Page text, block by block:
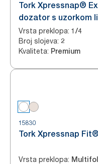
Tork Xpressnap®
dozator s uzorkom
Vrsta preklopa: 1/4
Broj slojeva: 2
Kvaliteta: Premium
15830
Tork Xpressnap
Vrsta preklopa: